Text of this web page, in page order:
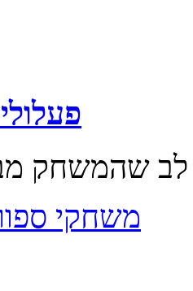
משחקי